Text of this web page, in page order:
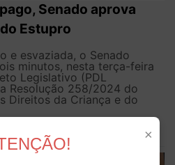
Senado aprova
Estupro
e esvaziada, o Senado
minutos, nesta terça-feira
Legislativo (PDL
Resolução 258/2024 do
Direitos da Criança e do
×